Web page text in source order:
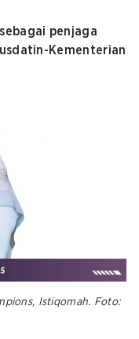
penjaga
Kementerian
Istiqomah. Foto: